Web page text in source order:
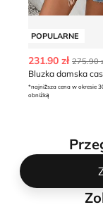
POPULARNE
231.90 zł 275.90
Bluzka damska
*najniższa cena w okresie
obniżką